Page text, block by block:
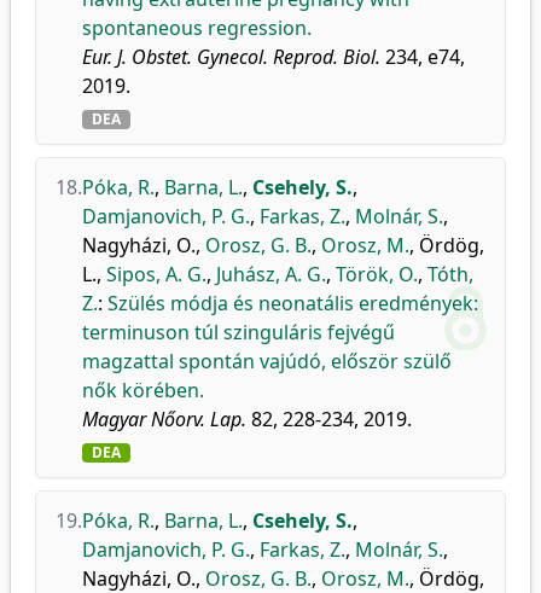
spontaneous regression.
Eur. J. Obstet. Gynecol. Reprod. Biol. 234, e74,
2019.
DEA
18.Póka, R., Barna, L., Csehely, S.,
Damjanovich, P. G., Farkas, Z., Molnár, S.,
Nagyházi, O., Orosz, G. B., Orosz, M., Ördög,
L., Sipos, A. G., Juhász, A. G., Török, O., Tóth,
Z.: Szülés módja és neonatális eredmények:
terminuson túl szinguláris fejvégű
magzattal spontán vajúdó, először szülő
nők körében.
Magyar Nőorv. Lap. 82, 228-234, 2019.
DEA
19.Póka, R., Barna, L., Csehely, S.,
Damjanovich, P. G., Farkas, Z., Molnár, S.,
Nagyházi, O., Orosz, G. B., Orosz, M., Ördög,